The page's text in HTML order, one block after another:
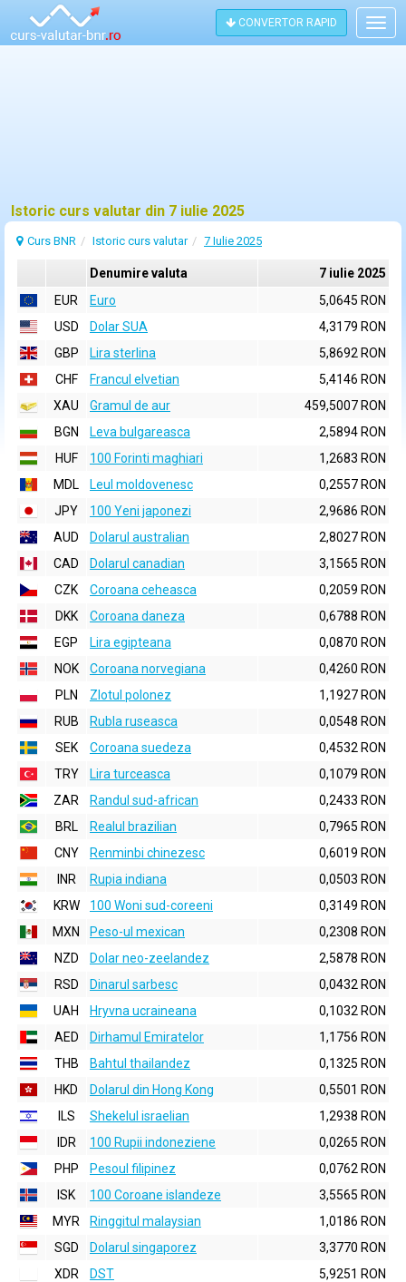
CONVERTOR RAPID
Istoric curs valutar din 7 iulie 2025
Curs BNR Istoric curs valutar 7 Iulie 2025
Denumire valuta
7 iulie 2025
EUR
Euro
5,0645 RON
USD
Dolar SUA
4,3179 RON
GBP
Lira sterlina
5,8692 RON
CHF
Francul elvetian
5,4146 RON
XAU
Gramul de aur
459,5007 RON
BGN
Leva bulgareasca
2,5894 RON
HUF
100 Forinti maghiari
1,2683 RON
MDL
Leul moldovenesc
0,2557 RON
JPY
100 Yeni japonezi
2,9686 RON
AUD
Dolarul australian
2,8027 RON
CAD
Dolarul canadian
3,1565 RON
CZK
Coroana ceheasca
0,2059 RON
DKK
Coroana daneza
0,6788 RON
EGP
Lira egipteana
0,0870 RON
NOK
Coroana norvegiana
0,4260 RON
PLN
Zlotul polonez
1,1927 RON
RUB
Rubla ruseasca
0,0548 RON
SEK
Coroana suedeza
0,4532 RON
TRY
Lira turceasca
0,1079 RON
ZAR
Randul sud-african
0,2433 RON
BRL
Realul brazilian
0,7965 RON
CNY
Renminbi chinezesc
0,6019 RON
INR
Rupia indiana
0,0503 RON
KRW
100 Woni sud-coreeni
0,3149 RON
MXN
Peso-ul mexican
0,2308 RON
NZD
Dolar neo-zeelandez
2,5878 RON
RSD
Dinarul sarbesc
0,0432 RON
UAH
Hryvna ucraineana
0,1032 RON
AED
Dirhamul Emiratelor
1,1756 RON
THB
Bahtul thailandez
0,1325 RON
HKD
Dolarul din Hong Kong
0,5501 RON
ILS
Shekelul israelian
1,2938 RON
IDR
100 Rupii indoneziene
0,0265 RON
PHP
Pesoul filipinez
0,0762 RON
ISK
100 Coroane islandeze
3,5565 RON
MYR
Ringgitul malaysian
1,0186 RON
SGD
Dolarul singaporez
3,3770 RON
XDR
DST 5,9251 RON